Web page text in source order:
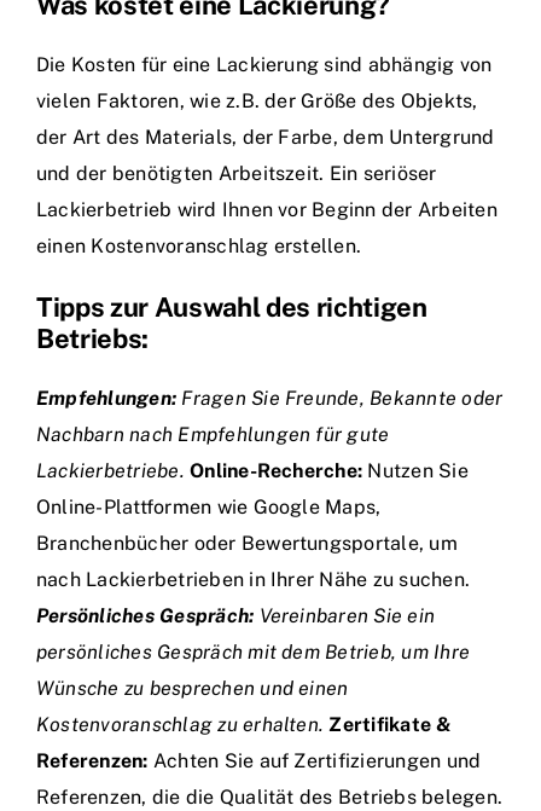
Die Kosten für eine Lackierung sind abhängig von
vielen Faktoren, wie z.B. der Größe des Objekts,
der Art des Materials, der Farbe, dem Untergrund
und der benötigten Arbeitszeit. Ein seriöser
Lackierbetrieb wird Ihnen vor Beginn der Arbeiten
einen Kostenvoranschlag erstellen.
Tipps zur Auswahl des richtigen
Betriebs:
Empfehlungen: Fragen Sie Freunde, Bekannte oder
Nachbarn nach Empfehlungen für gute
Lackierbetriebe.Online-Recherche: Nutzen Sie
Online-Plattformen wie Google Maps,
Branchenbücher oder Bewertungsportale, um
nach Lackierbetrieben in Ihrer Nähe zu suchen.
Persönliches Gespräch: Vereinbaren Sie ein
persönliches Gespräch mit dem Betrieb, um Ihre
Wünsche zu besprechen und einen
Kostenvoranschlag zu erhalten.Zertifikate &
Referenzen: Achten Sie auf Zertifizierungen und
Referenzen, die die Qualität des Betriebs belegen.